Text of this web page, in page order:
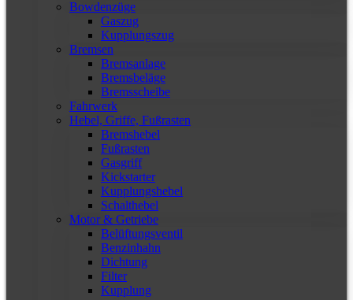
Bowdenzüge
Gaszug
Kupplungszug
Bremsen
Bremsanlage
Bremsbeläge
Bremsscheibe
Fahrwerk
Hebel, Griffe, Fußrasten
Bremshebel
Fußrasten
Gasgriff
Kickstarter
Kupplungshebel
Schalthebel
Motor & Getriebe
Belüftungsventil
Benzinhahn
Dichtung
Filter
Kupplung